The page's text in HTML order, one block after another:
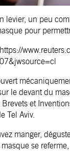
levier, un peu
pour
le devant du
Brevets et
Tel Aviv.
manger,
se